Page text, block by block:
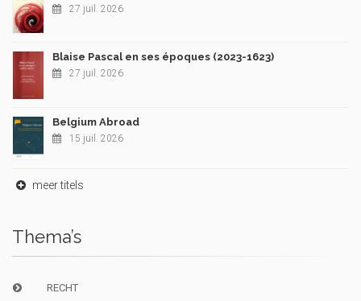
27 juil. 2026
Blaise Pascal en ses époques (2023-1623)
27 juil. 2026
Belgium Abroad
15 juil. 2026
meer titels
Thema’s
RECHT